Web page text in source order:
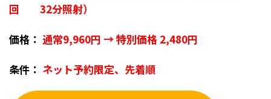
回 32分照射）
価格： 通常9,960円 → 特別価格 2,480円
条件： ネット予約限定、先着順